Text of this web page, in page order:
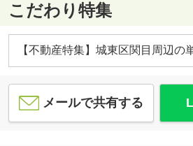
こだわり特集
【不動産特集】城東区関目周辺の
メールで共有する